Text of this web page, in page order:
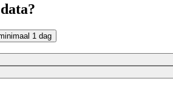
1 dag